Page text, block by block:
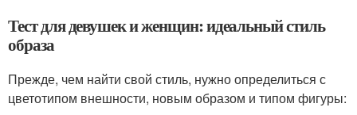
Тест для девушек и женщин: идеальный стиль
образа
Прежде, чем найти свой стиль, нужно определиться с
цветотипом внешности, новым образом и типом фигуры: